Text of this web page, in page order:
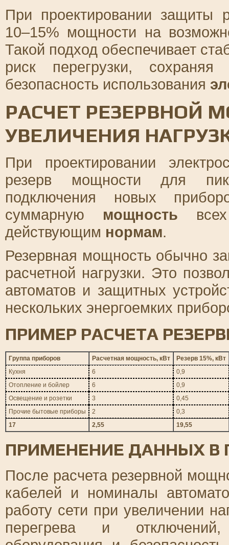
При проектировании защиты
10–15% мощности на
Такой подход обеспечивает
риск перегрузки, сохраняя
безопасность использования
РАСЧЕТ РЕЗЕРВНОЙ
УВЕЛИЧЕНИЯ
При проектировании
резерв мощности для
подключения новых
суммарную мощность всех
действующим нормам.
Резервная мощность обычно
расчетной нагрузки. Это
автоматов и защитных
нескольких энергоемких
ПРИМЕР РАСЧЕТА
Группа приборов Расчетная мощность, кВт
Резерв 15%, кВт
Кухня
6
0,9
Отопление и бойлер
6
0,9
Освещение и розетки
3
0,45
Прочие бытовые приборы
2
0,3
17
2,55 19,55
ПРИМЕНЕНИЕ ДАННЫХ В
После расчета резервной
кабелей и номиналы
работу сети при увеличении
перегрева и отключений,